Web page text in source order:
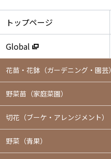
トップページ
Global
花苗・花鉢 （ガーデニング・園芸）
野菜苗（家庭菜園）
切花（ブーケ・アレンジメント）
野菜（青果）